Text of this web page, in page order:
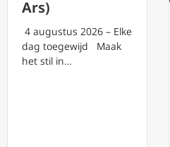
Ars)
4 augustus 2026 – Elke
dag toegewijd Maak
het stil in…